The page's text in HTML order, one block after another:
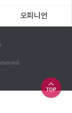
오피니언